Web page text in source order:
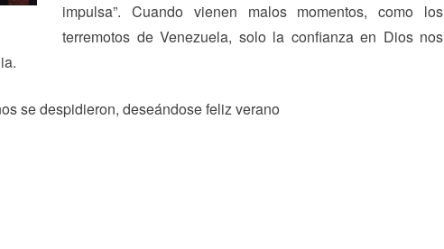
impulsa”. Cuando vienen malos momentos, como los
terremotos de Venezuela, solo la confianza en Dios nos
se despidieron, deseándose feliz verano